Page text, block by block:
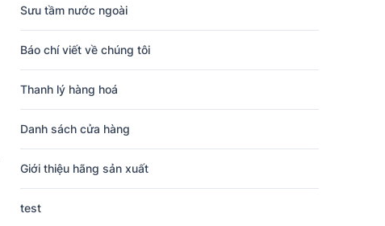
Sưu tầm nước ngoài
Báo chí viết về chúng tôi
Thanh lý hàng hoá
Danh sách cửa hàng
Giới thiệu hãng sản xuất
test